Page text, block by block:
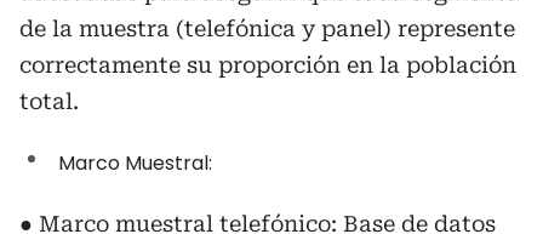
de la muestra (telefónica y panel) represente
correctamente su proporción en la población
total.
Marco Muestral:
● Marco muestral telefónico: Base de datos